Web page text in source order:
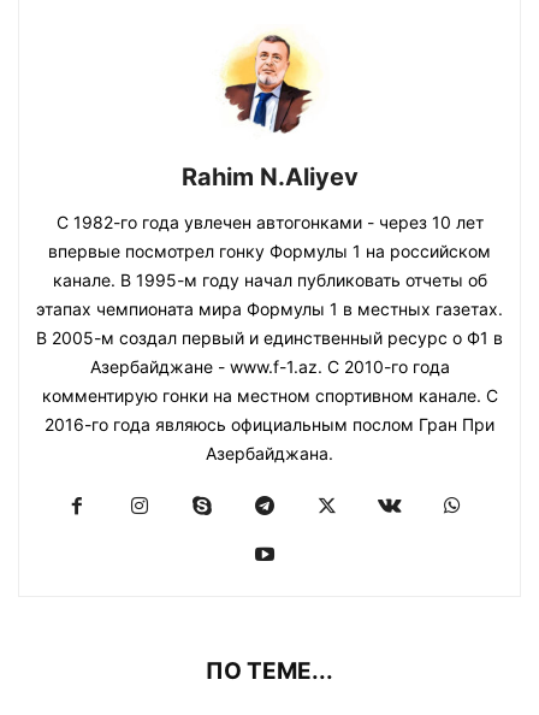
Rahim N.Aliyev
С 1982-го года увлечен автогонками - через 10 лет
впервые посмотрел гонку Формулы 1 на российском
канале. В 1995-м году начал публиковать отчеты об
этапах чемпионата мира Формулы 1 в местных газетах.
В 2005-м создал первый и единственный ресурс о Ф1 в
Азербайджане - www.f-1.az. С 2010-го года
комментирую гонки на местном спортивном канале. С
2016-го года являюсь официальным послом Гран При
Азербайджана.
ПО ТЕМЕ...